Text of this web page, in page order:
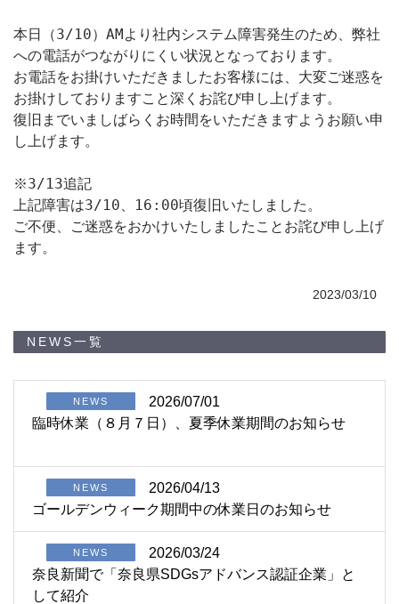
本日（3/10）AMより社内システム障害発生のため、弊社
への電話がつながりにくい状況となっております。
お電話をお掛けいただきましたお客様には、大変ご迷惑を
お掛けしておりますこと深くお詫び申し上げます。
復旧までいましばらくお時間をいただきますようお願い申
し上げます。
※3/13追記
上記障害は3/10、16:00頃復旧いたしました。
ご不便、ご迷惑をおかけいたしましたことお詫び申し上げ
ます。
2023/03/10
NEWS一覧
NEWS
2026/07/01
臨時休業（８月７日）、夏季休業期間のお知らせ
NEWS
2026/04/13
ゴールデンウィーク期間中の休業日のお知らせ
NEWS
2026/03/24
奈良新聞で「奈良県SDGsアドバンス認証企業」と
して紹介